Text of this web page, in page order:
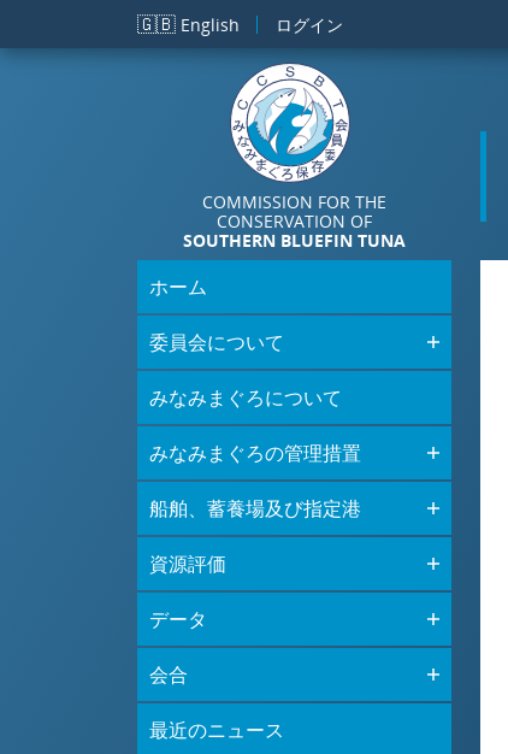
メインコンテンツに移動
🇬🇧 English ログイン
COMMISSION FOR THE
CONSERVATION OF
SOUTHERN BLUEFIN TUNA
ホーム
委員会について
みなみまぐろについて
みなみまぐろの管理措置
船舶、蓄養場及び指定港
資源評価
データ
会合
最近のニュース